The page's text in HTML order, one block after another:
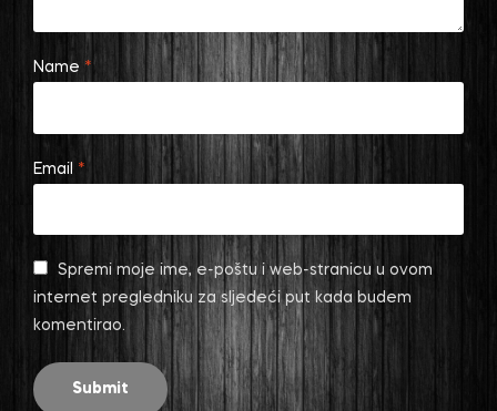
Name *
Email *
Spremi moje ime, e-poštu i web-stranicu u ovom
internet pregledniku za sljedeći put kada budem
komentirao.